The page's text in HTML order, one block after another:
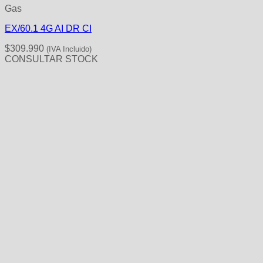
Gas
EX/60.1 4G AI DR CI
$309.990 (IVA Incluido)
CONSULTAR STOCK